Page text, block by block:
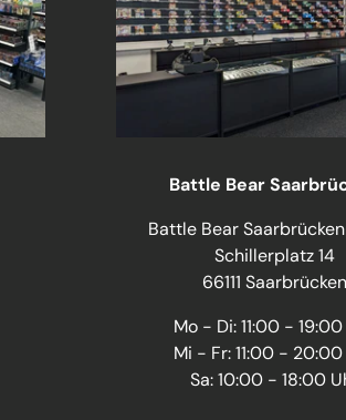
Battle Bear
Battle Bear
Schillerplatz 14
66111 Saarbrücken
Mo - Di: 11:00 -
Mi - Fr: 11:00 -
Sa: 10:00 - 18:00